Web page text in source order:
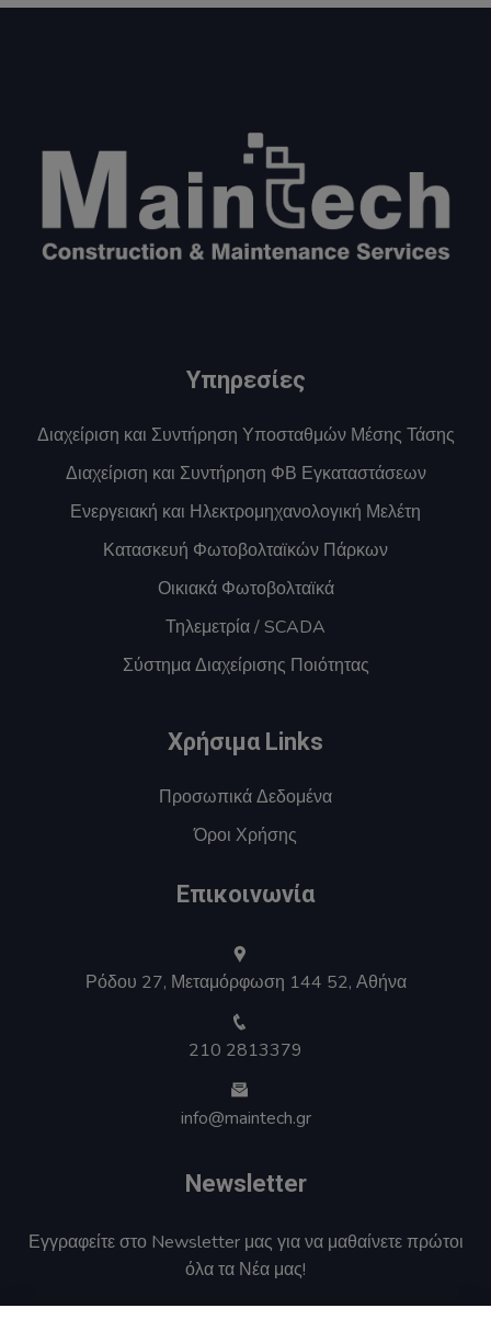
Υπηρεσίες
Διαχείριση και Συντήρηση Υποσταθμών Μέσης Τάσης
Διαχείριση και Συντήρηση ΦΒ Εγκαταστάσεων
Ενεργειακή και Ηλεκτρομηχανολογική Μελέτη
Κατασκευή Φωτοβολταϊκών Πάρκων
Οικιακά Φωτοβολταϊκά
Τηλεμετρία / SCADA
Σύστημα Διαχείρισης Ποιότητας
Χρήσιμα Links
Προσωπικά Δεδομένα
Όροι Χρήσης
Επικοινωνία
Ρόδου 27, Μεταμόρφωση 144 52, Αθήνα
210 2813379
info@maintech.gr
Newsletter
Εγγραφείτε στο Newsletter μας για να μαθαίνετε πρώτοι
όλα τα Νέα μας!